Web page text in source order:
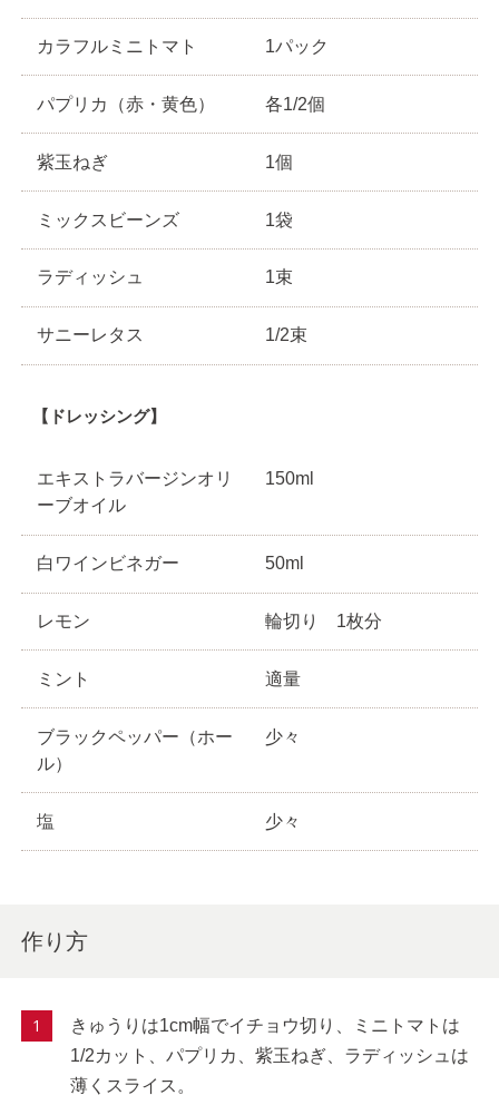
カラフルミニトマト 1パック
パプリカ（赤・黄色） 各1/2個
紫玉ねぎ 1個
ミックスビーンズ 1袋
ラディッシュ 1束
サニーレタス 1/2束
【ドレッシング】
エキストラバージンオリ
ーブオイル
150ml
白ワインビネガー 50ml
レモン 輪切り 1枚分
ミント 適量
ブラックペッパー（ホー
ル）
少々
塩 少々
作り方
きゅうりは1cm幅でイチョウ切り、ミニトマトは
1/2カット、パプリカ、紫玉ねぎ、ラディッシュは
薄くスライス。